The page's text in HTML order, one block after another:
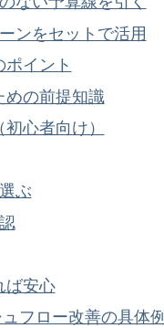
ンをセットで活用
イント
めの前提知識
心者向け）
ぶ
ば安心
フロー改善の具体例